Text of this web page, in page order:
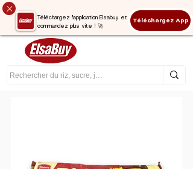
Téléchargez l'application Elsabuy et
commandez plus vite ! 🚀
Téléchargez App